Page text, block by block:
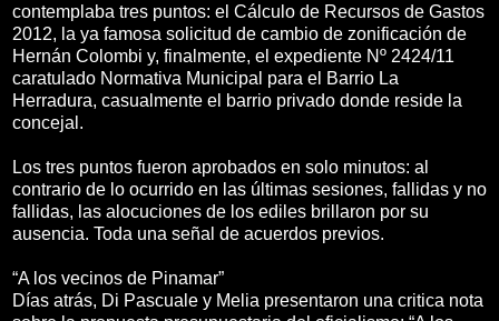
contemplaba tres puntos: el Cálculo de Recursos de Gastos
2012, la ya famosa solicitud de cambio de zonificación de
Hernán Colombi y, finalmente, el expediente Nº 2424/11
caratulado Normativa Municipal para el Barrio La
Herradura, casualmente el barrio privado donde reside la
concejal.
Los tres puntos fueron aprobados en solo minutos: al
contrario de lo ocurrido en las últimas sesiones, fallidas y no
fallidas, las alocuciones de los ediles brillaron por su
ausencia. Toda una señal de acuerdos previos.
“A los vecinos de Pinamar”
Días atrás, Di Pascuale y Melia presentaron una critica nota